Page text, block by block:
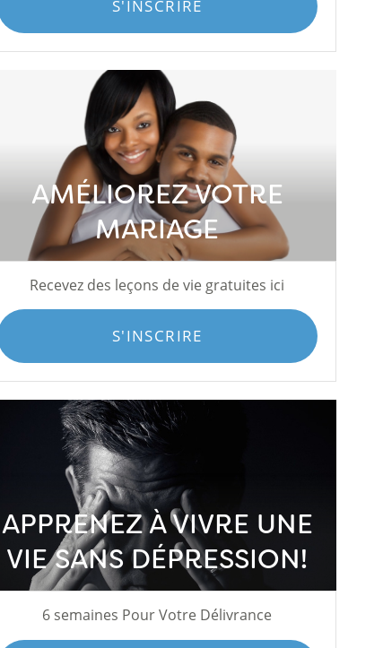
S'INSCRIRE
AMÉLIOREZ VOTRE
MARIAGE
Recevez des leçons de vie gratuites ici
S'INSCRIRE
APPRENEZ À VIVRE UNE
VIE SANS DÉPRESSION!
6 semaines Pour Votre Délivrance